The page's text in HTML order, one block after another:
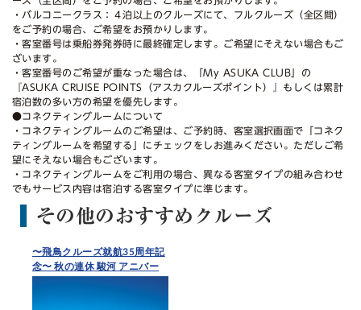
・バルコニークラス：４泊以上のクルーズにて、フルクルーズ（全区間）
をご予約の場合、ご希望をお預かりします。
・客室番号は乗船券発券時に最終確定します。ご希望にそえない場合もご
ざいます。
・客室番号のご希望が重なった場合は、「My ASUKA CLUB」の
『ASUKA CRUISE POINTS（アスカクルーズポイント）』もしくは累計
宿泊数の多い方の希望を優先します。
●コネクティングルームについて
・コネクティングルームのご希望は、ご予約時、客室選択画面で「コネク
ティングルームを希望する」にチェックをしお進みください。ただしご希
望にそえない場合もございます。
・コネクティングルームをご利用の場合、異なる客室タイプの組み合わせ
でもサービス内容は宿泊する客室タイプに準じます。
その他のおすすめクルーズ
〜飛鳥クルーズ就航35周年記
念〜 秋の連休 駿河 アニバー